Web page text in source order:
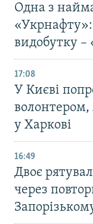
Одна з
«Укрнафту»:
видобутку –
17:08
У Києві
волонтером,
у Харкові
16:49
Двоє
через